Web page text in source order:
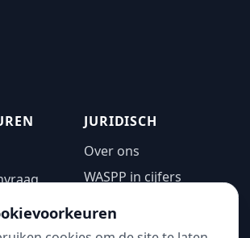
JURIDISCH
Over ons
WASPP in cijfers
Privacybeleid